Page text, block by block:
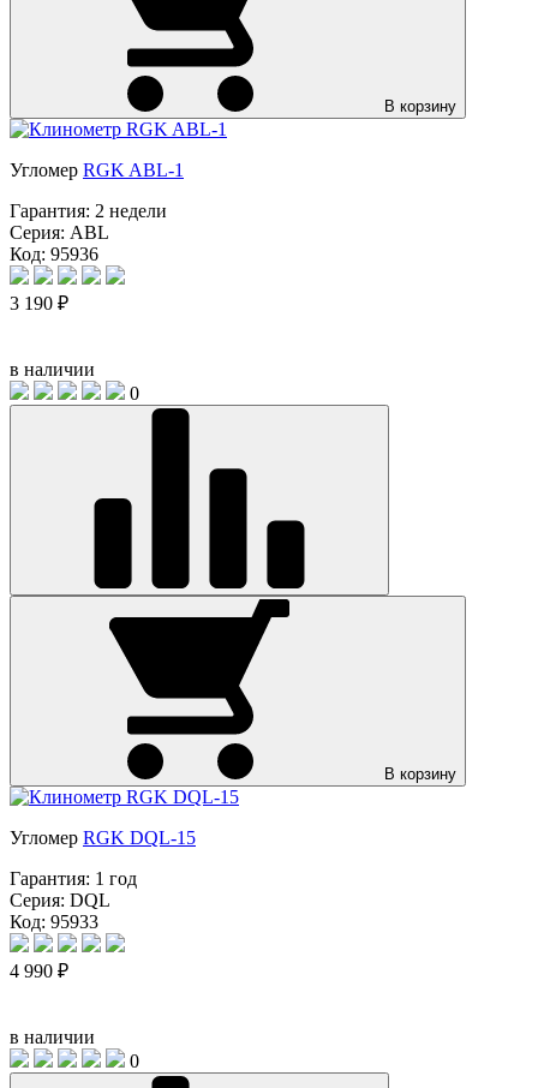
В корзину
Угломер RGK ABL-1
Гарантия: 2 недели
Серия: ABL
Код: 95936
3 190 ₽
в наличии
0
В корзину
Угломер RGK DQL-15
Гарантия: 1 год
Серия: DQL
Код: 95933
4 990 ₽
в наличии
0